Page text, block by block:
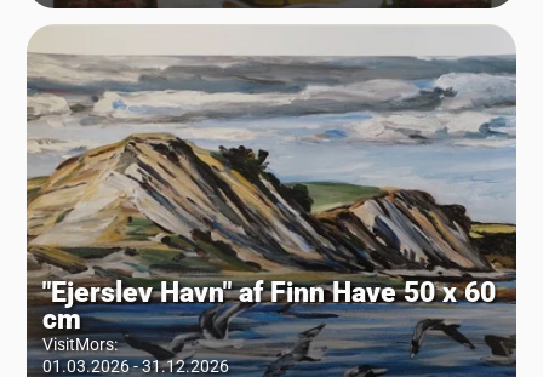
"Ejerslev Havn" af Finn Have 50 x 60
cm
VisitMors:
01.03.2026 - 31.12.2026